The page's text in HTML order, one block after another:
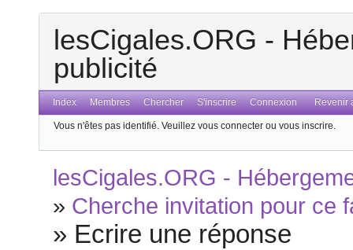
lesCigales.ORG -
publicité
Index Membres Chercher S'inscrire Connexion Revenir
Vous n'êtes pas identifié. Veuillez vous connecter ou vous inscrire.
lesCigales.ORG -
» Cherche invitation pour ce
» Ecrire une réponse